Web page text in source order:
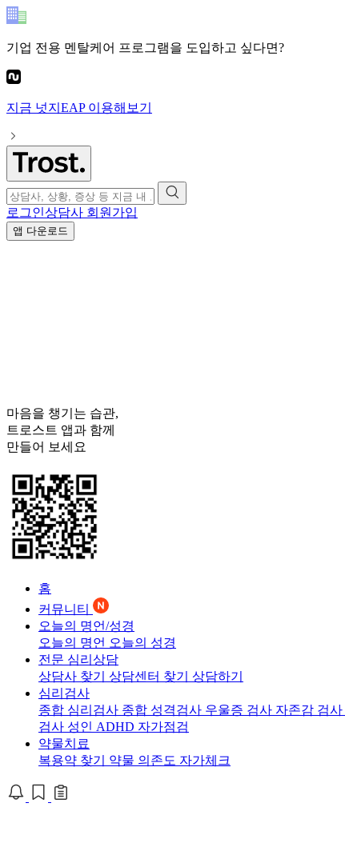
기업 전용 멘탈케어 프로그램을 도입하고 싶다면?
지금 넛지EAP이용해보기
로그인상담사 회원가입
앱 다운로드
마음을 챙기는 습관,
트로스트 앱과 함께
만들어 보세요
홈
커뮤니티
오늘의 명언/성경
오늘의 명언 오늘의 성경
전문 심리상담
상담사 찾기 상담센터 찾기 상담하기
심리검사
종합 심리검사 종합 성격검사 우울증 검사 자존감 검사
검사 성인 ADHD 자가점검
약물치료
복용약 찾기 약물 의존도 자가체크